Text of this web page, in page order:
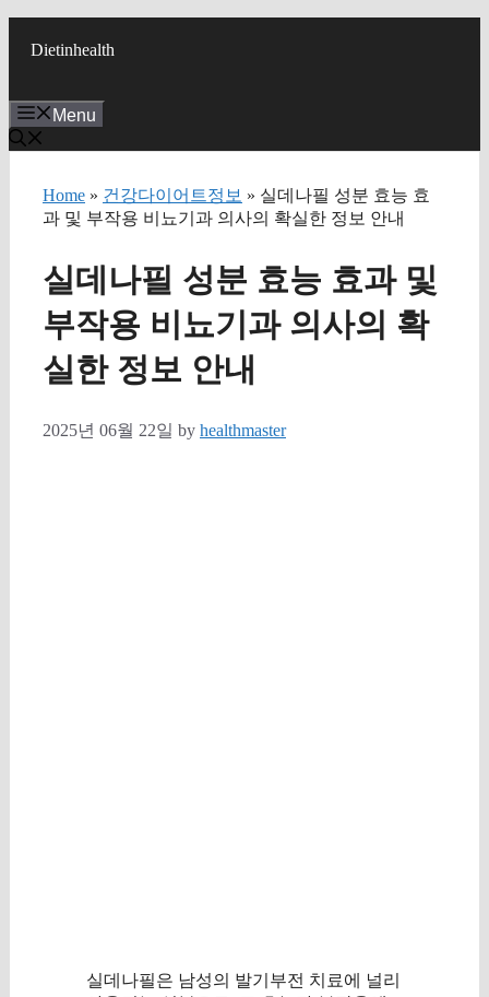
Dietinhealth
Menu
Home » 건강다이어트정보 » 실데나필 성분 효능 효
과 및 부작용 비뇨기과 의사의 확실한 정보 안내
실데나필 성분 효능 효과 및
부작용 비뇨기과 의사의 확
실한 정보 안내
2025년 06월 22일 by healthmaster
실데나필은 남성의 발기부전 치료에 널리